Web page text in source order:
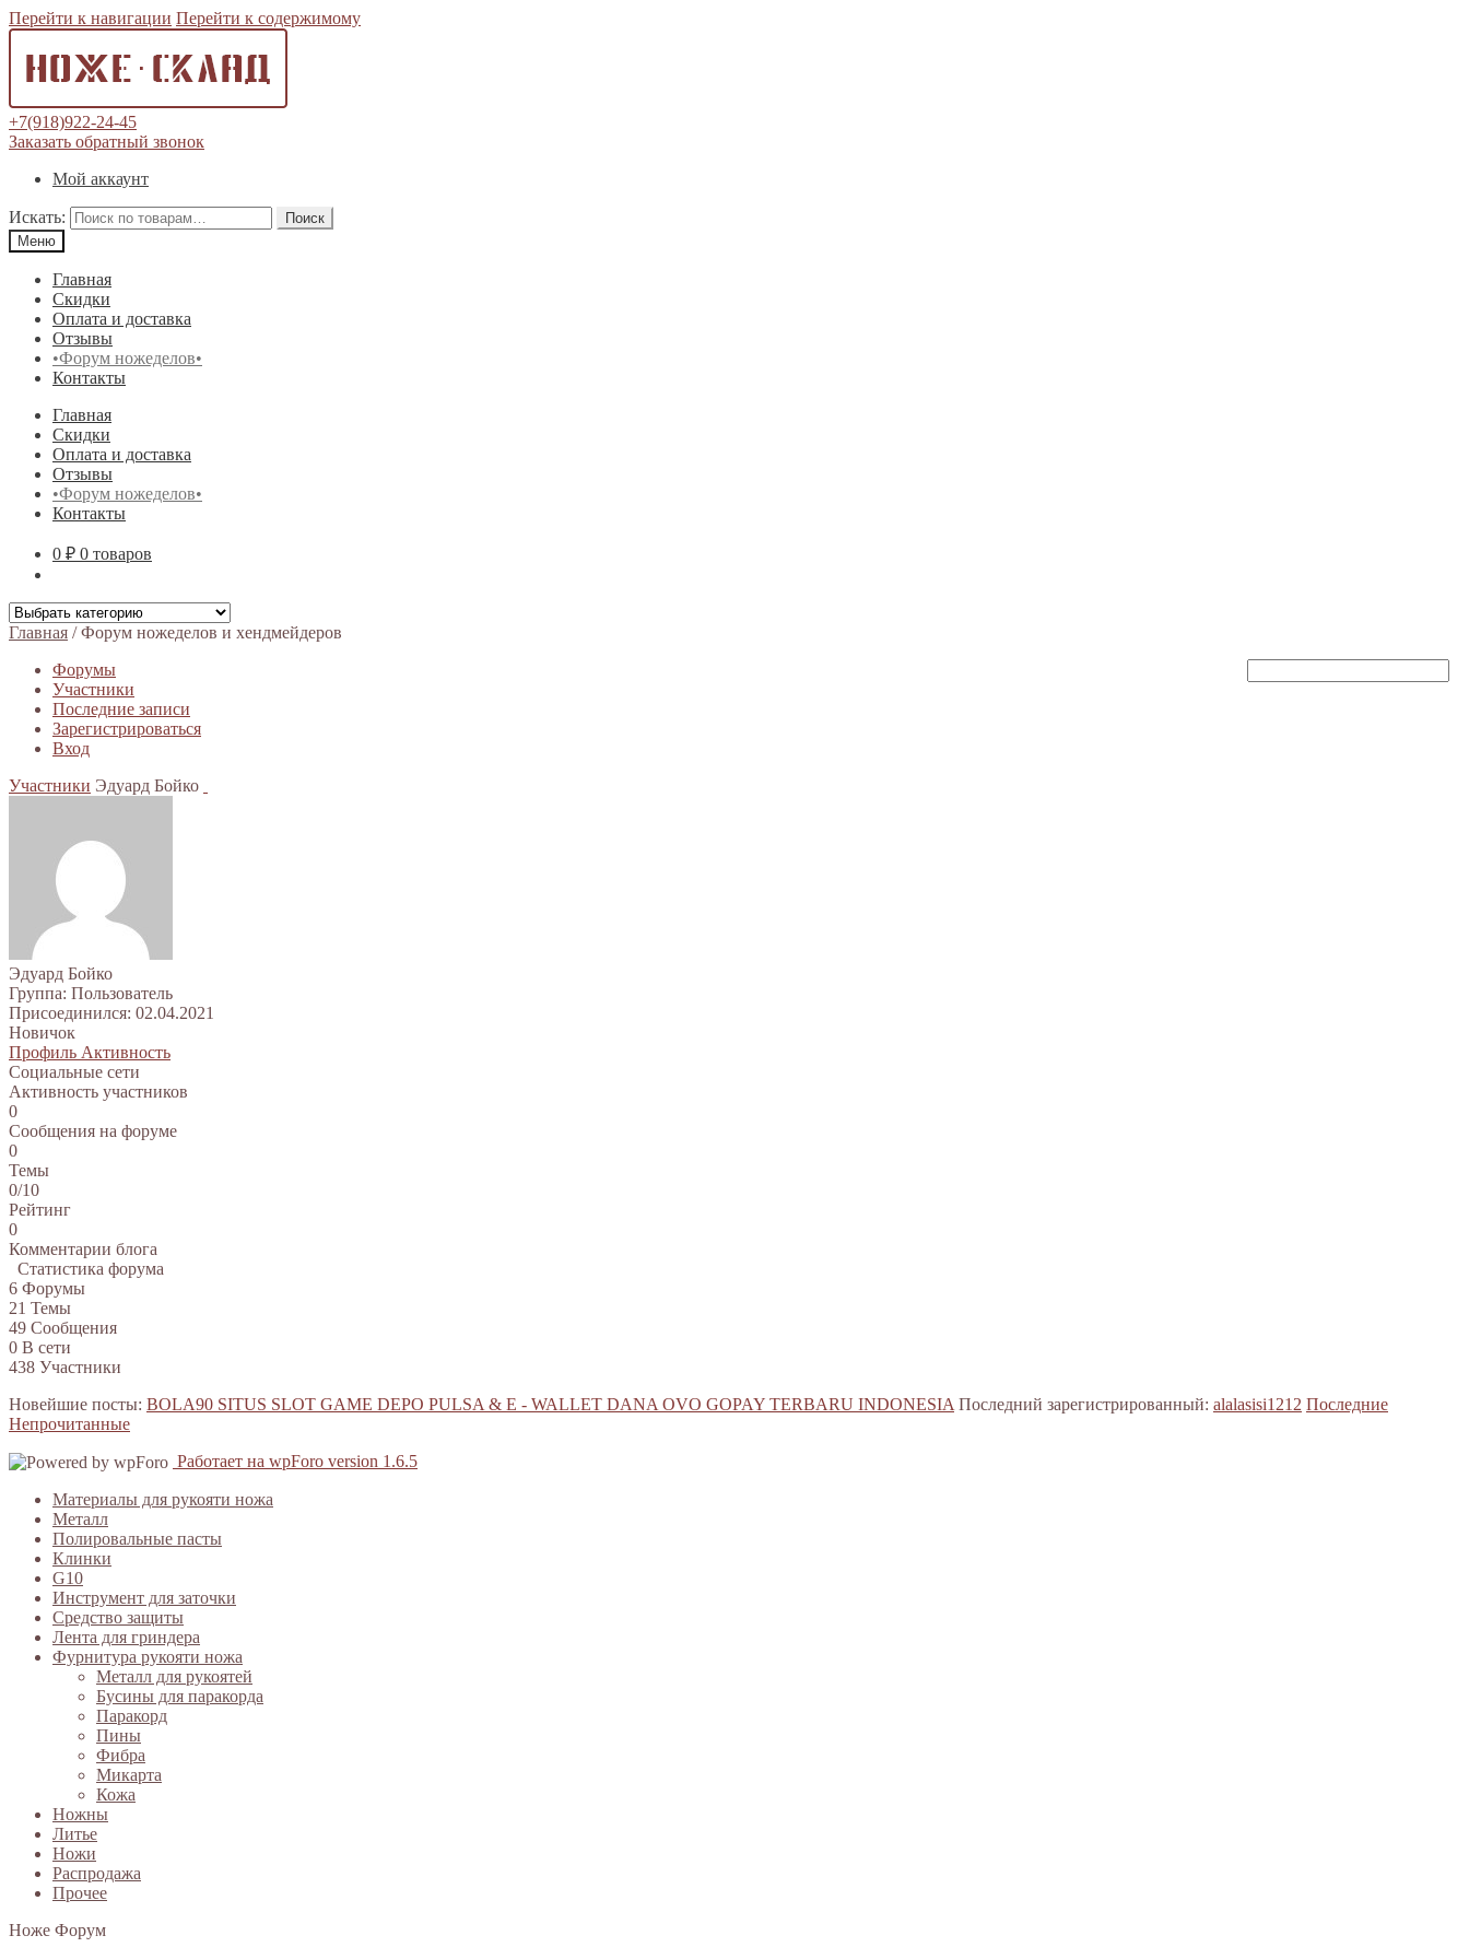
Перейти к навигации Перейти к содержимому
+7(918)922-24-45
Заказать обратный звонок
Мой аккаунт
Искать:
Поиск
Меню
Главная
Скидки
Оплата и доставка
Отзывы
•Форум ножеделов•
Контакты
Главная
Скидки
Оплата и доставка
Отзывы
•Форум ножеделов•
Контакты
0 ₽ 0 товаров
Главная /Форум ножеделов и хендмейдеров
Форумы
Участники
Последние записи
Зарегистрироваться
Вход
Участники Эдуард Бойко
Эдуард Бойко
Группа: Пользователь
Присоединился: 02.04.2021
Новичок
Профиль Активность
Социальные сети
Активность участников
0
Сообщения на форуме
0
Темы
0/10
Рейтинг
0
Комментарии блога
Статистика форума
6 Форумы
21 Темы
49 Сообщения
0 В сети
438 Участники
Новейшие посты: BOLA90 SITUS SLOT GAME DEPO PULSA & E - WALLET DANA OVO GOPAY TERBARU INDONESIA Последний зарегистрированный: alalasisi1212 Последние
Непрочитанные
Работает на wpForo version 1.6.5
Материалы для рукояти ножа
Металл
Полировальные пасты
Клинки
G10
Инструмент для заточки
Средство защиты
Лента для гриндера
Фурнитура рукояти ножа
Металл для рукоятей
Бусины для паракорда
Паракорд
Пины
Фибра
Микарта
Кожа
Ножны
Литье
Ножи
Распродажа
Прочее
Ноже Форум